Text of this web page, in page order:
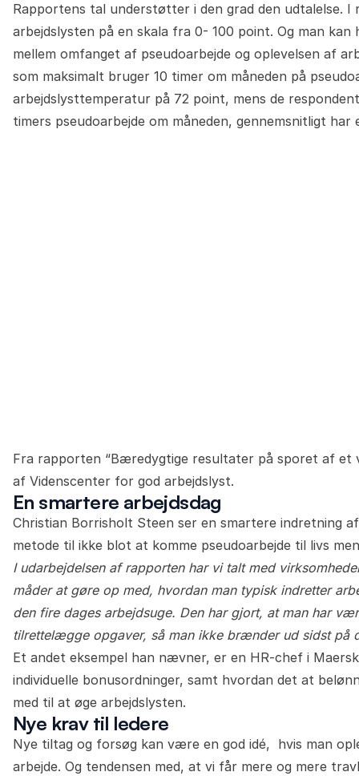
Rapportens tal understøtter i den grad den udtalelse.
arbejdslysten på en skala fra 0- 100 point. Og man
mellem omfanget af pseudoarbejde og oplevelsen af
som maksimalt bruger 10 timer om måneden på
arbejdslysttemperatur på 72 point, mens de
timers pseudoarbejde om måneden, gennemsnitligt
Fra rapporten “Bæredygtige resultater på sporet af et
af Videnscenter for god arbejdslyst.
En smartere arbejdsdag
Christian Borrisholt Steen ser en smartere indretning
metode til ikke blot at komme pseudoarbejde til livs
I udarbejdelsen af rapporten har vi talt med
måder at gøre op med, hvordan man typisk indretter
den fire dages arbejdsuge. Den har gjort, at man har
tilrettelægge opgaver, så man ikke brænder ud sidst på
Et andet eksempel han nævner, er en HR-chef i
individuelle bonusordninger, samt hvordan det at
med til at øge arbejdslysten.
Nye krav til ledere
Nye tiltag og forsøg kan være en god idé, hvis man
arbejde. Og tendensen med, at vi får mere og mere